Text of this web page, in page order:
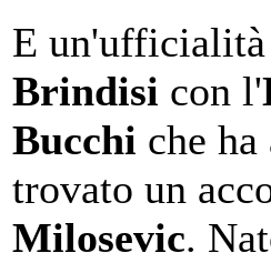
E un'ufficialità
Brindisi con l'
Bucchi che
trovato un
Milosevic.